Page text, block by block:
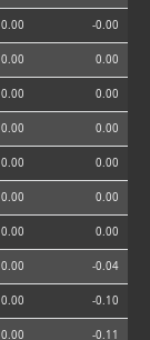
0.00 -0.00
0.00 0.00
0.00 0.00
0.00 0.00
0.00 0.00
0.00 0.00
0.00 0.00
0.00 -0.04
0.00 -0.10
0.00 -0.11